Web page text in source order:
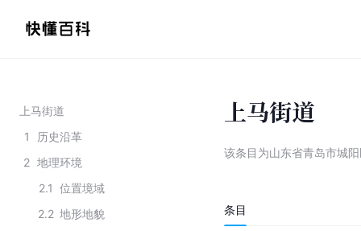
上马街道
1
历史沿革
2 地理环境
2.1 位置境域
2.2 地形地貌
上马街道
该条目为山东省青岛市城
条目